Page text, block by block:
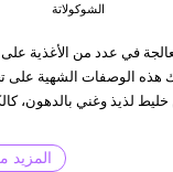
الشوكولاتة
في عدد من الأغذية
الوصفات الشهية على
لذيذ وغني بالدهون،
المزيد